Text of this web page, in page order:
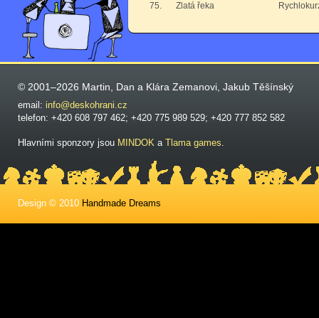
75.
Zlatá řeka
© 2001–2026 Martin, Dan a Klára Zemanovi, Jakub Těšínský
email: info@deskohrani.cz
telefon: +420 608 797 462; +420 775 989 529; +420 777 852 582
Hlavními sponzory jsou MINDOK a Tlama games.
Design © 2010 Handmade Dreams